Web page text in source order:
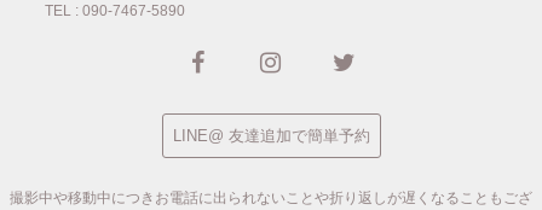
TEL : 090-7467-5890
LINE@ 友達追加で簡単予約
撮影中や移動中につきお電話に出られないことや折り返しが遅くなることもござ